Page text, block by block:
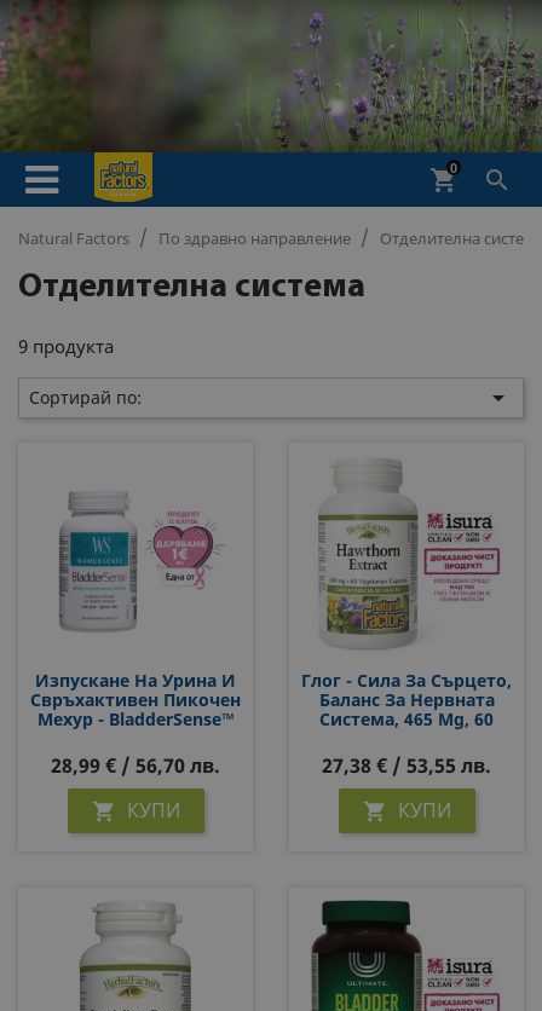

shopping_cart
0
Natural Factors По здравно направление Отделителна
Отделителна система
9 продукта
Сортирай по: 
Изпускане На Урина И
Свръхактивен Пикочен
Мехур - BladderSense™
Капсули
28,99 € / 56,70 лв.
 КУПИ
Глог - Сила За Сърцето,
Баланс За Нервната
Система, 465 Mg, 60
27,38 € / 53,55 лв.
 КУПИ